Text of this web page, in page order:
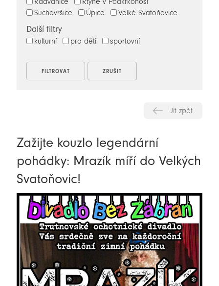
Suchovršice
Úpice Velké Svatoňovice
Další filtry
kulturní pro děti sportovní
Jít zpět
Zažijte kouzlo legendární
pohádky: Mrazík míří do Velkých
Svatoňovic!